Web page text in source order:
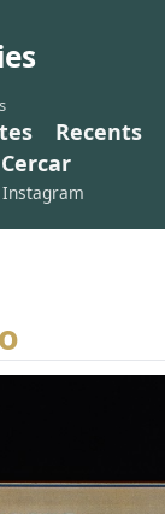
Recents
Cercar
Instagram